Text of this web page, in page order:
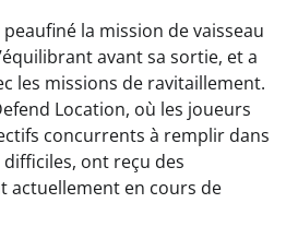
peaufiné la mission de vaisseau
avant sa sortie, et a
les missions de ravitaillement.
Location, où les joueurs
concurrents à remplir dans
ont reçu des
actuellement en cours de